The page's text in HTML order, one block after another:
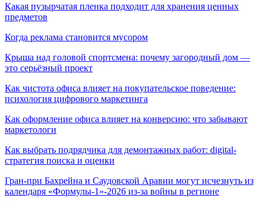
Какая пузырчатая пленка подходит для хранения ценных
предметов
Когда реклама становится мусором
Крыша над головой спортсмена: почему загородный дом —
это серьёзный проект
Как чистота офиса влияет на покупательское поведение:
психология цифрового маркетинга
Как оформление офиса влияет на конверсию: что забывают
маркетологи
Как выбрать подрядчика для демонтажных работ: digital-
стратегия поиска и оценки
Гран-при Бахрейна и Саудовской Аравии могут исчезнуть из
календаря «Формулы-1»-2026 из-за войны в регионе